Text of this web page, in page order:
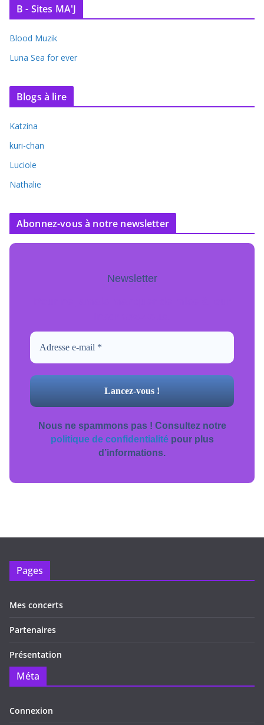
B - Sites MA'J
Blood Muzik
Luna Sea for ever
Blogs à lire
Katzina
kuri-chan
Luciole
Nathalie
Abonnez-vous à notre newsletter
Newsletter
Nous ne spammons pas ! Consultez notre
politique de confidentialitépour plus
d’informations.
Pages
Mes concerts
Partenaires
Présentation
Méta
Connexion